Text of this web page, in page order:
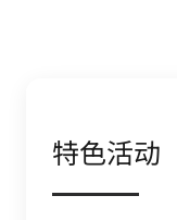
特色活动